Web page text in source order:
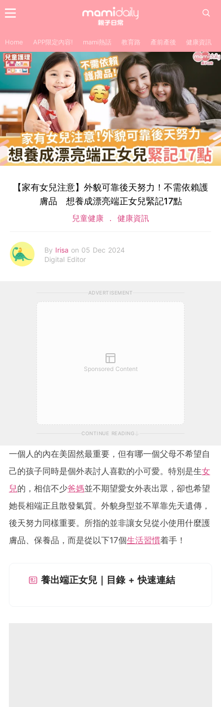
Home APP限定內容! mami熱話 教育路 產前產後 健康資訊
【家有女兒注意】外貌可靠後天努力！不需依賴護
膚品 想養成漂亮端正女兒緊記17點
兒童健康 健康資訊
By Irisa on 05 Dec 2024
Digital Editor
ADVERTISEMENT
Sponsored Content
CONTINUE READING
一個人的內在美固然最重要，但有哪一個父母不希望自
己的孩子同時是個外表討人喜歡的小可愛。特別是生女
兒的，相信不少爸媽並不期望愛女外表出眾，卻也希望
她長相端正且散發氣質。外貌身型並不單靠先天遺傳，
後天努力同樣重要。所指的並非讓女兒從小使用什麼護
膚品、保養品，而是從以下17個生活習慣着手！
養出端正女兒｜目錄 + 快速連結